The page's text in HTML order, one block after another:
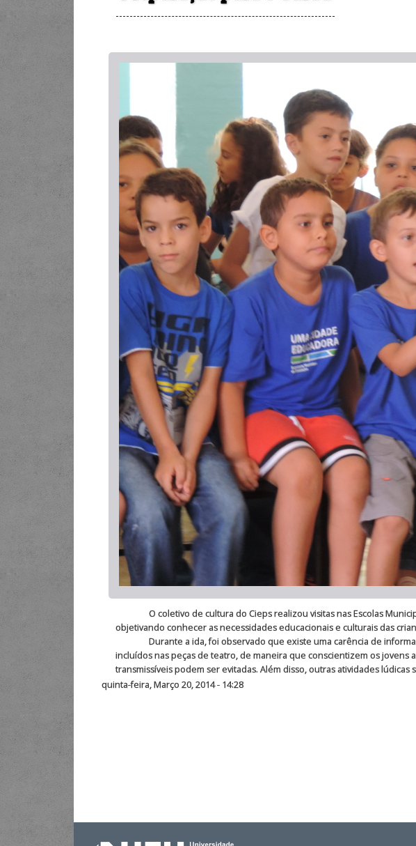
O coletivo de cultura do Cieps realizou visitas nas Escolas
objetivando conhecer as necessidades educacionais e culturais das
Durante a ida, foi observado que existe uma carência de
incluídos nas peças de teatro, de maneira que conscientizem os
transmissíveis podem ser evitadas. Além disso, outras atividades
quinta-feira, Março 20, 2014 - 14:28